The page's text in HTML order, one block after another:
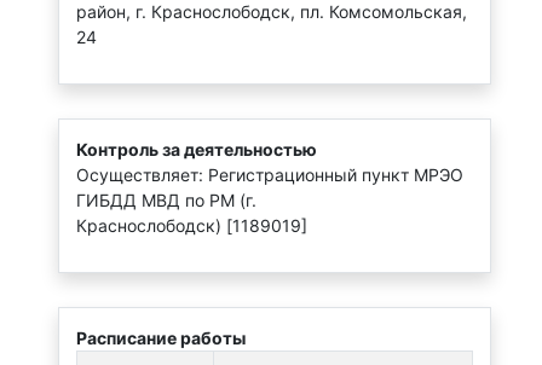
район, г. Краснослободск, пл. Комсомольская,
24
Контроль за деятельностью
Осуществляет: Регистрационный пункт МРЭО
ГИБДД МВД по РМ (г.
Краснослободск) [1189019]
Расписание работы